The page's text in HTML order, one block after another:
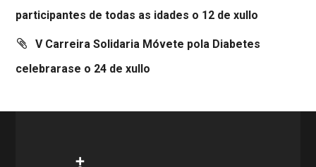
participantes de todas as idades o 12 de xullo
V Carreira Solidaria Móvete pola Diabetes
celebrarase o 24 de xullo